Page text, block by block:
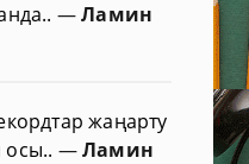
—Ламин
жаңарту
—Ламин